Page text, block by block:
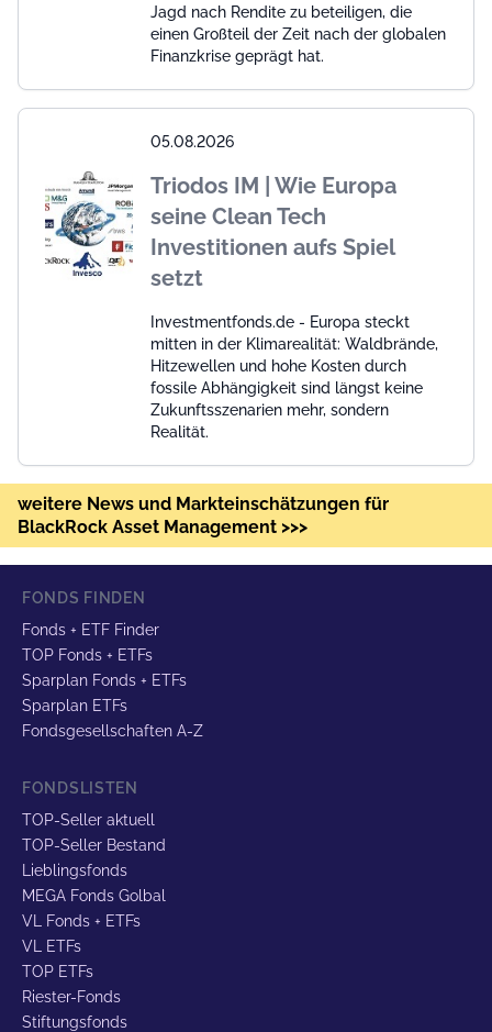
Jagd nach Rendite zu beteiligen, die
einen Großteil der Zeit nach der globalen
Finanzkrise geprägt hat.
05.08.2026
Triodos IM | Wie Europa
seine Clean Tech
Investitionen aufs Spiel
setzt
Investmentfonds.de - Europa steckt
mitten in der Klimarealität: Waldbrände,
Hitzewellen und hohe Kosten durch
fossile Abhängigkeit sind längst keine
Zukunftsszenarien mehr, sondern
Realität.
weitere News und Markteinschätzungen für
BlackRock Asset Management >>>
FONDS FINDEN
Fonds + ETF Finder
TOP Fonds + ETFs
Sparplan Fonds + ETFs
Sparplan ETFs
Fondsgesellschaften A-Z
FONDSLISTEN
TOP-Seller aktuell
TOP-Seller Bestand
Lieblingsfonds
MEGA Fonds Golbal
VL Fonds + ETFs
VL ETFs
TOP ETFs
Riester-Fonds
Stiftungsfonds